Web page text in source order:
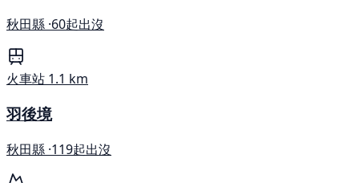
秋田縣 ·60起出沒
火車站 1.1 km
羽後境
秋田縣 ·119起出沒